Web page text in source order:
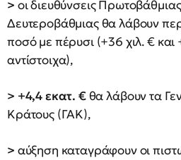
> οι διευθύνσεις
Δευτεροβάθμιας θα λάβουν
ποσό με πέρυσι (+36 χιλ. € και
αντίστοιχα),
> +4,4 εκατ. €θα λάβουν τα
Κράτους (ΓΑΚ),
> αύξηση καταγράφουν οι